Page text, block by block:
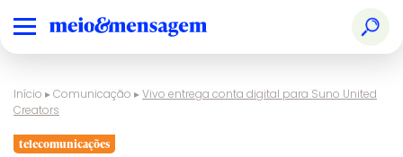
Início ▸Comunicação ▸Vivo entrega conta digital para Suno United
Creators
telecomunicações